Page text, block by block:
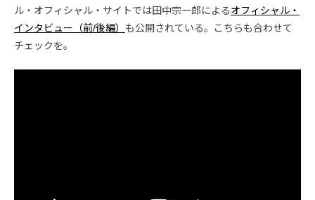
ル・オフィシャル・サイトでは田中宗一郎によるオフィシャル・
インタビュー（前/後編） も公開されている。こちらも合わせて
チェックを。